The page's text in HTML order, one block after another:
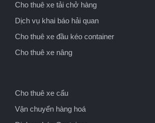
Cho thuê xe tải chở hàng
Dịch vụ khai báo hải quan
Cho thuê xe đầu kéo container
Cho thuê xe nâng
Cho thuê xe cẩu
Vận chuyển hàng hoá